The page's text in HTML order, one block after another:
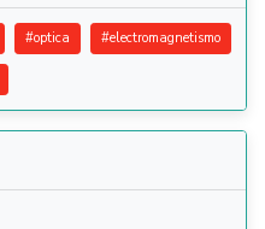
#optica #electromagnetismo